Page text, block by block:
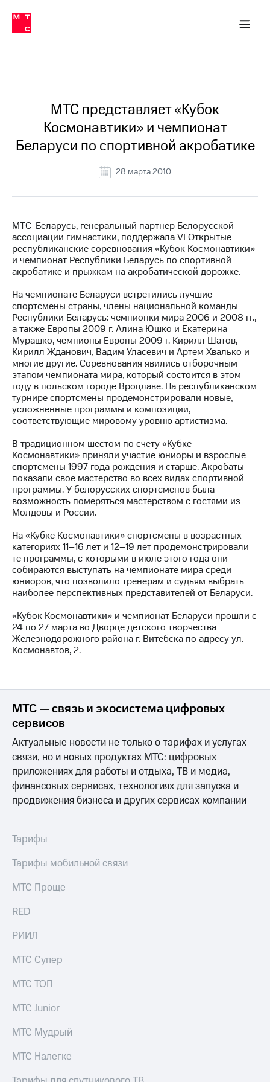
Медиа-центр
и акционерам
Устойчивое развитие
Комплаенс и деловая этика
компании
Карьера
История
компании
Руководство
информация
Контакты
Медиа-центр
Пресс-
релизы
МТС
о технологиях
Достижения
Интервью
Финансовая
отчетность
Контакты
Новости
в
регионе
и акционерам
Корпоративное
управление
секретарь
Раскрытие
информации
Информация
акционерам
Документы
ПАО
"МТС"
Собрания
акционеров
Личный
кабинет
капитал
Контроль
и
аудит
Рынок
акций
Описание
Программа
приобретения
Порядок
облигаций
Описание
облигаций
Другое
Регистратор
Контакты
развитие
деловая этика
На главную
в МТС
Пресс-
релизы
МТС
о технологиях
МТС представляет «Кубок
Космонавтики» и чемпионат
Беларуси по спортивной акробатике
28 марта 2010
МТС-Беларусь, генеральный партнер Белорусской
ассоциации гимнастики, поддержала VI Открытые
республиканские соревнования «Кубок Космонавтики»
и чемпионат Республики Беларусь по спортивной
акробатике и прыжкам на акробатической дорожке.
На чемпионате Беларуси встретились лучшие
спортсмены страны, члены национальной команды
Республики Беларусь: чемпионки мира 2006 и 2008 гг.,
а также Европы 2009 г. Алина Юшко и Екатерина
Мурашко, чемпионы Европы 2009 г. Кирилл Шатов,
Кирилл Жданович, Вадим Уласевич и Артем Хвалько и
многие другие. Соревнования явились отборочным
этапом чемпионата мира, который состоится в этом
году в польском городе Вроцлаве. На республиканском
турнире спортсмены продемонстрировали новые,
усложненные программы и композиции,
соответствующие мировому уровню артистизма.
В традиционном шестом по счету «Кубке
Космонавтики» приняли участие юниоры и взрослые
спортсмены 1997 года рождения и старше. Акробаты
показали свое мастерство во всех видах спортивной
программы. У белорусских спортсменов была
возможность померяться мастерством с гостями из
Молдовы и России.
На «Кубке Космонавтики» спортсмены в возрастных
категориях 11–16 лет и 12–19 лет продемонстрировали
те программы, с которыми в июле этого года они
собираются выступать на чемпионате мира среди
юниоров, что позволило тренерам и судьям выбрать
наиболее перспективных представителей от Беларуси.
«Кубок Космонавтики» и чемпионат Беларуси прошли с
24 по 27 марта во Дворце детского творчества
Железнодорожного района г. Витебска по адресу ул.
Космонавтов, 2.
МТС — связь и экосистема цифровых
сервисов
Актуальные новости не только о тарифах и услугах
связи, но и новых продуктах МТС: цифровых
приложениях для работы и отдыха, ТВ и медиа,
финансовых сервисах, технологиях для запуска и
продвижения бизнеса и других сервисах компании
Тарифы
Тарифы мобильной связи
МТС Проще
RED
РИИЛ
МТС Супер
МТС ТОП
МТС Junior
МТС Мудрый
МТС Налегке